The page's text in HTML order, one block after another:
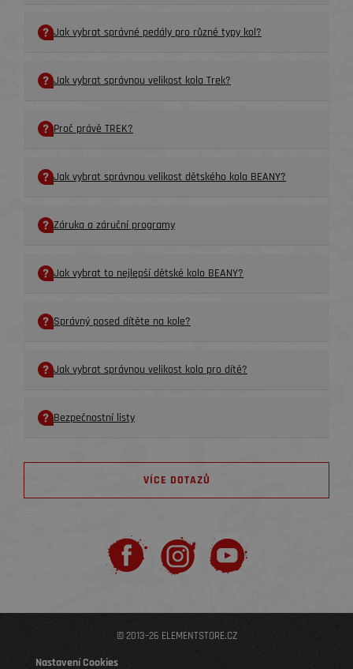
Jak vybrat správné pedály pro různé typy kol?
Jak vybrat správnou velikost kola Trek?
Proč právě TREK?
Jak vybrat správnou velikost dětského kola BEANY?
Záruka a záruční programy
Jak vybrat to nejlepší dětské kolo BEANY?
Správný posed dítěte na kole?
Jak vybrat správnou velikost kola pro dítě?
Bezpečnostní listy
VÍCE DOTAZŮ
© 2013–26 ELEMENTSTORE.CZ
Nastavení Cookies